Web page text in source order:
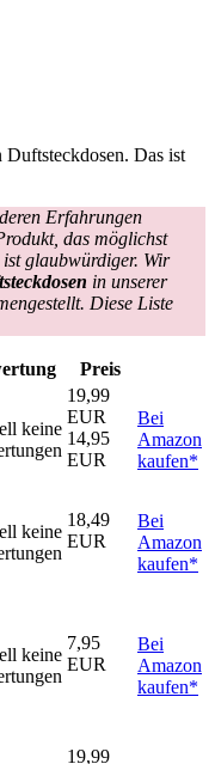
Das ist
Erfahrungen
das möglichst
glaubwürdiger. Wir
in unserer
Diese Liste
Preis
keine
19,99
EUR
14,95
EUR
Bei
Amazon
kaufen*
keine
18,49
EUR
Bei
Amazon
kaufen*
keine
7,95
EUR
Bei
Amazon
kaufen*
19,99